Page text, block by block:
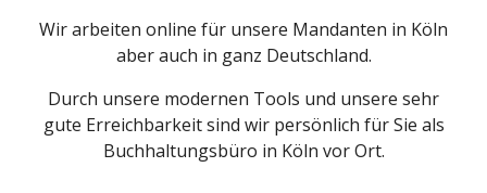
Wir arbeiten online für unsere Mandanten in Köln
aber auch in ganz Deutschland.
Durch unsere modernen Tools und unsere sehr
gute Erreichbarkeit sind wir persönlich für Sie als
Buchhaltungsbüro in Köln vor Ort.